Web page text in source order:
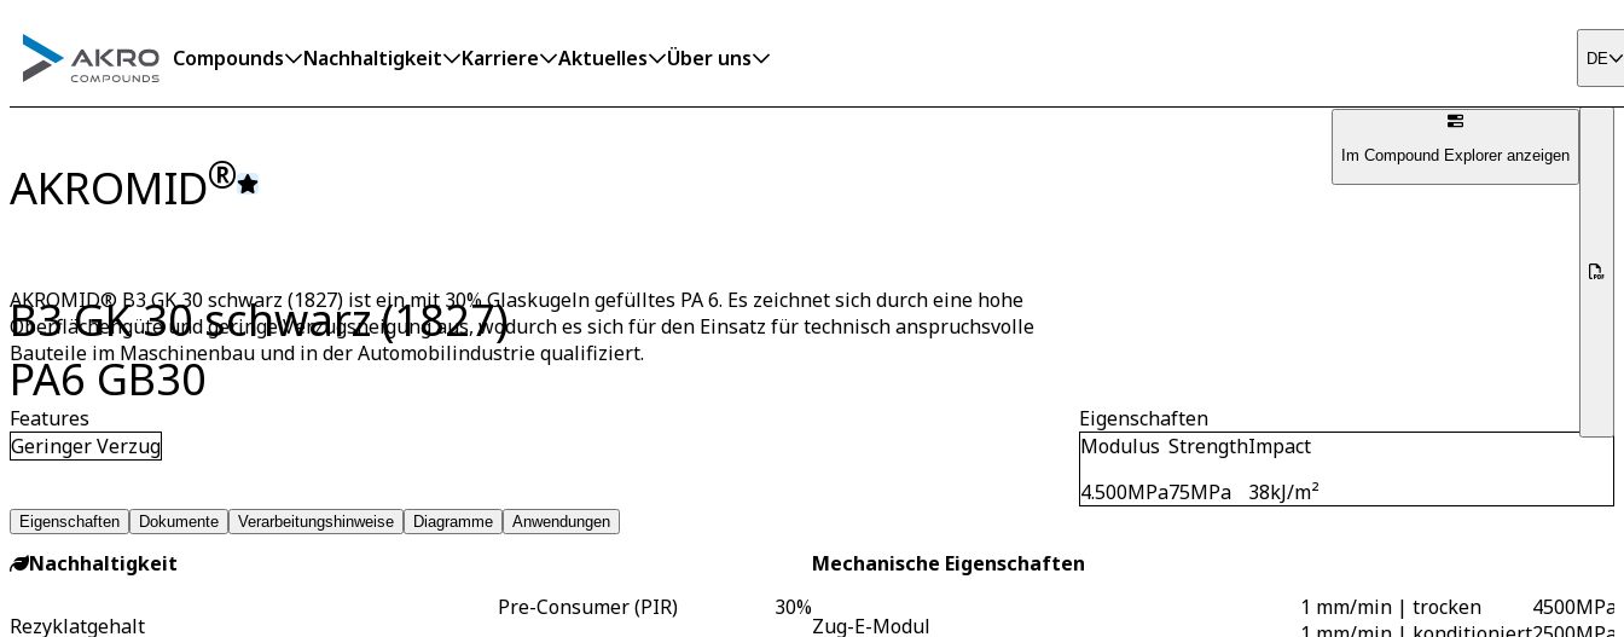
Compounds Nachhaltigkeit Karriere Aktuelles Über uns DE
AKROMID®
B3 GK 30 schwarz (1827)
PA6 GB30
Im Compound Explorer anzeigen
AKROMID® B3 GK 30 schwarz (1827) ist ein mit 30% Glaskugeln gefülltes PA 6. Es zeichnet sich durch eine hohe
Oberflächengüte und geringe Verzugsneigung aus, wodurch es sich für den Einsatz für technisch anspruchsvolle
Bauteile im Maschinenbau und in der Automobilindustrie qualifiziert.
Features
Geringer Verzug
Eigenschaften
Modulus
4.500MPa
Strength
75MPa
Impact
38kJ/m²
Eigenschaften Dokumente Verarbeitungshinweise Diagramme Anwendungen
Nachhaltigkeit
Rezyklatgehalt
Pre-Consumer (PIR) 30%
Mechanische Eigenschaften
Zug-E-Modul
1 mm/min | trocken
4500MPa